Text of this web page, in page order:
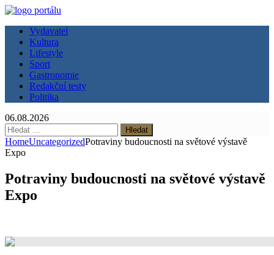
Vydavatel
Kultura
Lifestyle
Sport
Gastronomie
Redakční testy
Politika
06.08.2026
Vyhledávání
HomeUncategorizedPotraviny budoucnosti na světové výstavě
Expo
Potraviny budoucnosti na světové výstavě
Expo